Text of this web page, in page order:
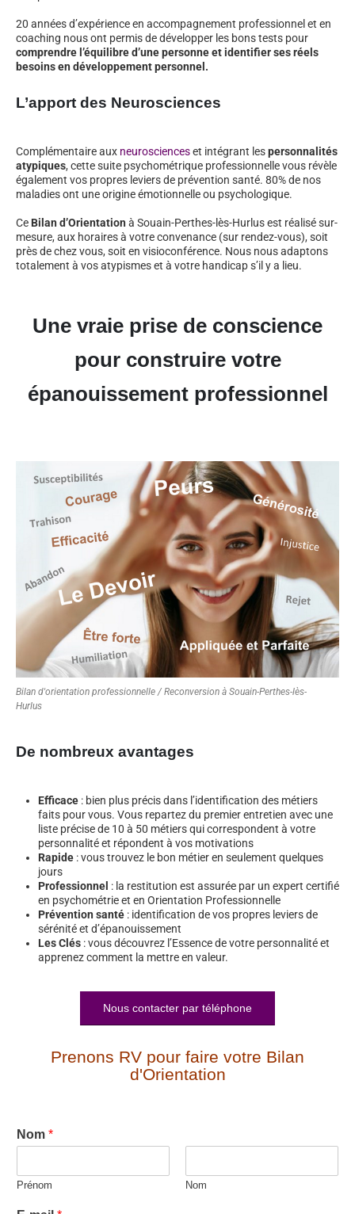
20 années d’expérience en accompagnement professionnel et en
coaching nous ont permis de développer les bons tests pour
comprendre l’équilibre d’une personne et identifier ses réels
besoins en développement personnel.
L’apport des Neurosciences
Complémentaire aux neuroscienceset intégrant lespersonnalités
atypiques, cette suite psychométrique professionnelle vous révèle
également vos propres leviers de prévention santé. 80% de nos
maladies ont une origine émotionnelle ou psychologique.
Ce Bilan d’Orientation à Souain-Perthes-lès-Hurlus est réalisé sur-
mesure, aux horaires à votre convenance (sur rendez-vous), soit
près de chez vous, soit en visioconférence. Nous nous adaptons
totalement à vos atypismes et à votre handicap s’il y a lieu.
Une vraie prise de conscience
pour construire votre
épanouissement professionnel
Bilan d'orientation professionnelle / Reconversion à Souain-Perthes-lès-
Hurlus
De nombreux avantages
Efficace : bien plus précis dans l’identification des métiers
faits pour vous. Vous repartez du premier entretien avec une
liste précise de 10 à 50 métiers qui correspondent à votre
personnalité et répondent à vos motivations
Rapide : vous trouvez le bon métier en seulement quelques
jours
Professionnel : la restitution est assurée par un expert certifié
en psychométrie et en Orientation Professionnelle
Prévention santé : identification de vos propres leviers de
sérénité et d’épanouissement
Les Clés : vous découvrez l’Essence de votre personnalité et
apprenez comment la mettre en valeur.
Nous contacter par téléphone
Prenons RV pour faire votre Bilan
d'Orientation
Nom *
Prénom Nom